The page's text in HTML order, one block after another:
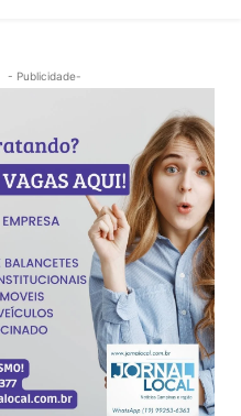
- Publicidade-